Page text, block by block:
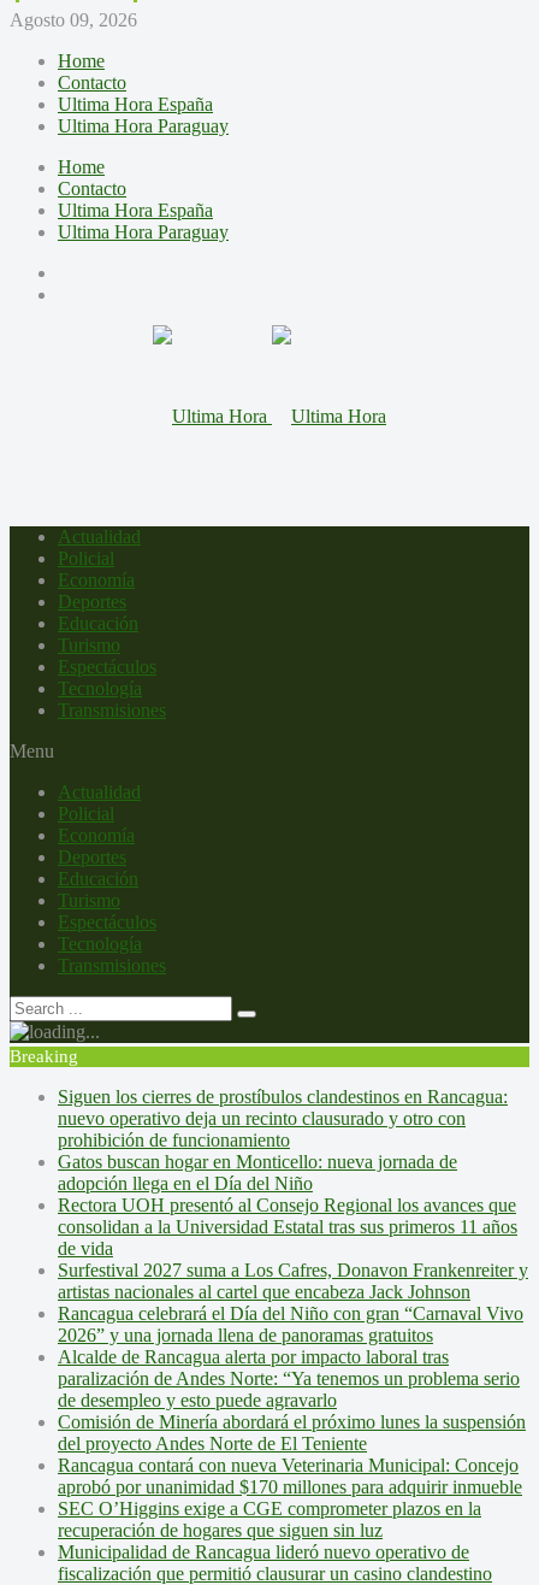
Agosto 09, 2026
Home
Contacto
Ultima Hora España
Ultima Hora Paraguay
Home
Contacto
Ultima Hora España
Ultima Hora Paraguay
Actualidad
Policial
Economía
Deportes
Educación
Turismo
Espectáculos
Tecnología
Transmisiones
Menu
Actualidad
Policial
Economía
Deportes
Educación
Turismo
Espectáculos
Tecnología
Transmisiones
Breaking
Siguen los cierres de prostíbulos clandestinos en Rancagua:
nuevo operativo deja un recinto clausurado y otro con
prohibición de funcionamiento
Gatos buscan hogar en Monticello: nueva jornada de
adopción llega en el Día del Niño
Rectora UOH presentó al Consejo Regional los avances que
consolidan a la Universidad Estatal tras sus primeros 11 años
de vida
Surfestival 2027 suma a Los Cafres, Donavon Frankenreiter y
artistas nacionales al cartel que encabeza Jack Johnson
Rancagua celebrará el Día del Niño con gran “Carnaval Vivo
2026” y una jornada llena de panoramas gratuitos
Alcalde de Rancagua alerta por impacto laboral tras
paralización de Andes Norte: “Ya tenemos un problema serio
de desempleo y esto puede agravarlo
Comisión de Minería abordará el próximo lunes la suspensión
del proyecto Andes Norte de El Teniente
Rancagua contará con nueva Veterinaria Municipal: Concejo
aprobó por unanimidad $170 millones para adquirir inmueble
SEC O’Higgins exige a CGE comprometer plazos en la
recuperación de hogares que siguen sin luz
Municipalidad de Rancagua lideró nuevo operativo de
fiscalización que permitió clausurar un casino clandestino